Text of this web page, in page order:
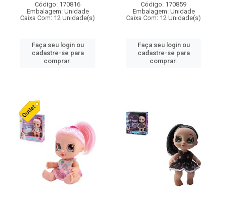
Código: 170816
Embalagem: Unidade
Caixa Com: 12 Unidade(s)
Faça seu login ou
cadastre-se para
comprar.
Código: 170859
Embalagem: Unidade
Caixa Com: 12 Unidade(s)
Faça seu login ou
cadastre-se para
comprar.